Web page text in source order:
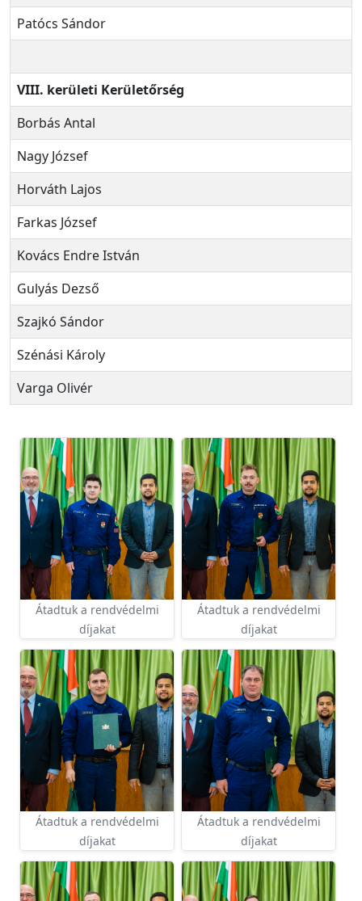
Patócs Sándor
VIII. kerületi Kerületőrség
Borbás Antal
Nagy József
Horváth Lajos
Farkas József
Kovács Endre István
Gulyás Dezső
Szajkó Sándor
Szénási Károly
Varga Olivér
Átadtuk a rendvédelmi
díjakat
Átadtuk a rendvédelmi
díjakat
Átadtuk a rendvédelmi
díjakat
Átadtuk a rendvédelmi
díjakat